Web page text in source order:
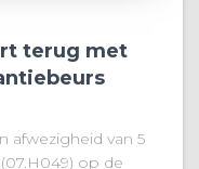
terug met
afwezigheid van 5
op de